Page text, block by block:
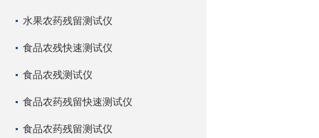
水果农药残留测试仪
食品农残快速测试仪
食品农残测试仪
食品农药残留快速测试仪
食品农药残留测试仪